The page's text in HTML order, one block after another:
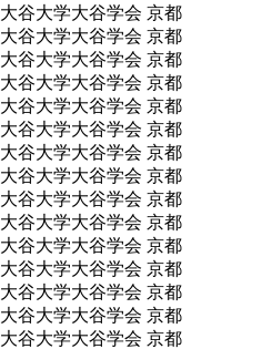
大谷大学大谷学会 京都
大谷大学大谷学会 京都
大谷大学大谷学会 京都
大谷大学大谷学会 京都
大谷大学大谷学会 京都
大谷大学大谷学会 京都
大谷大学大谷学会 京都
大谷大学大谷学会 京都
大谷大学大谷学会 京都
大谷大学大谷学会 京都
大谷大学大谷学会 京都
大谷大学大谷学会 京都
大谷大学大谷学会 京都
大谷大学大谷学会 京都
大谷大学大谷学会 京都